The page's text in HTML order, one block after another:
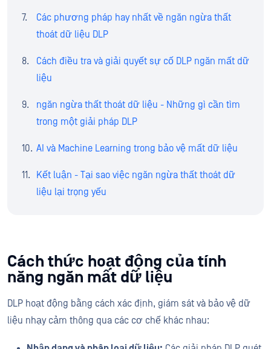
Các phương pháp hay nhất về ngăn ngừa thất
thoát dữ liệu DLP
Cách điều tra và giải quyết sự cố DLP ngăn mất dữ
liệu
ngăn ngừa thất thoát dữ liệu - Những gì cần tìm
trong một giải pháp DLP
AI và Machine Learning trong bảo vệ mất dữ liệu
Kết luận - Tại sao việc ngăn ngừa thất thoát dữ
liệu lại trọng yếu
Cách thức hoạt động của tính
năng ngăn mất dữ liệu
DLP hoạt động bằng cách xác định, giám sát và bảo vệ dữ
liệu nhạy cảm thông qua các cơ chế khác nhau: